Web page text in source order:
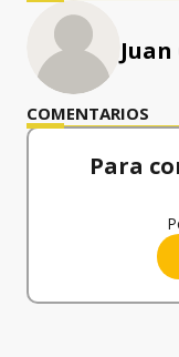
COMENTARIOS
Para